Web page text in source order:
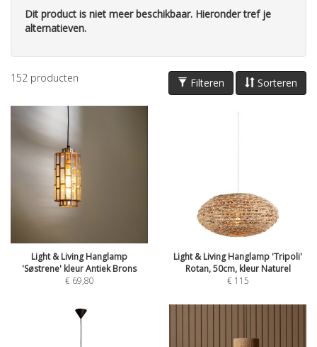
Dit product is niet meer beschikbaar. Hieronder tref je
alternatieven.
Sorteren
Filteren
152 producten
Light & Living Hanglamp
'Søstrene' kleur Antiek Brons
€ 69,80
Light & Living Hanglamp 'Tripoli'
Rotan, 50cm, kleur Naturel
€ 115